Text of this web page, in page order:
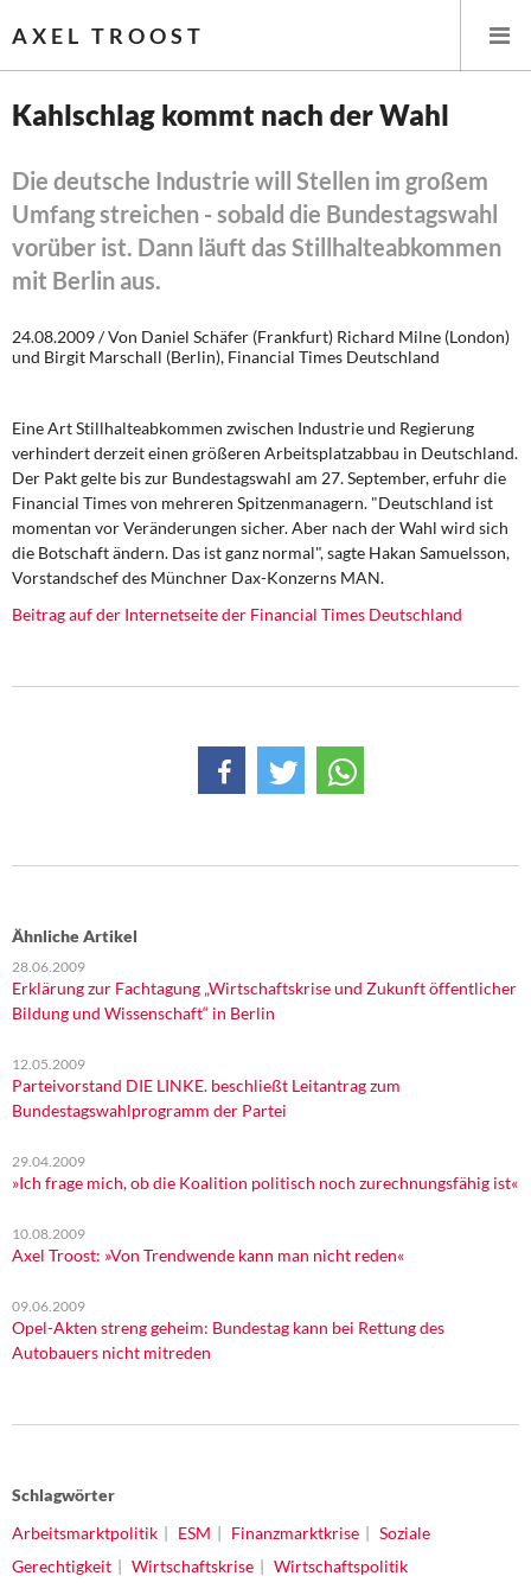
AXEL TROOST
Themen
Leitlinien linker Wirtschafts- und Finanzpolitik
Wirtschaftspolitik
Öffentliche Infrastruktur und Daseinsvorsorge
Eurokrise und Griechenland
DIE LINKE
Rosa-Luxemburg-Stiftung
Kahlschlag kommt nach der Wahl
Die deutsche Industrie will Stellen im großem
Umfang streichen - sobald die Bundestagswahl
vorüber ist. Dann läuft das Stillhalteabkommen
mit Berlin aus.
24.08.2009 / Von Daniel Schäfer (Frankfurt) Richard Milne (London)
und Birgit Marschall (Berlin), Financial Times Deutschland
Eine Art Stillhalteabkommen zwischen Industrie und Regierung
verhindert derzeit einen größeren Arbeitsplatzabbau in Deutschland.
Der Pakt gelte bis zur Bundestagswahl am 27. September, erfuhr die
Financial Times von mehreren Spitzenmanagern. "Deutschland ist
momentan vor Veränderungen sicher. Aber nach der Wahl wird sich
die Botschaft ändern. Das ist ganz normal", sagte Hakan Samuelsson,
Vorstandschef des Münchner Dax-Konzerns MAN.
Beitrag auf der Internetseite der Financial Times Deutschland
Ähnliche Artikel
28.06.2009
Erklärung zur Fachtagung „Wirtschaftskrise und Zukunft öffentlicher
Bildung und Wissenschaft“ in Berlin
12.05.2009
Parteivorstand DIE LINKE. beschließt Leitantrag zum
Bundestagswahlprogramm der Partei
29.04.2009
»Ich frage mich, ob die Koalition politisch noch zurechnungsfähig ist«
10.08.2009
Axel Troost: »Von Trendwende kann man nicht reden«
09.06.2009
Opel-Akten streng geheim: Bundestag kann bei Rettung des
Autobauers nicht mitreden
Schlagwörter
Arbeitsmarktpolitik
ESM Finanzmarktkrise
Soziale
Gerechtigkeit
Wirtschaftskrise Wirtschaftspolitik